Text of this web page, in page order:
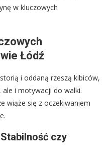
w kluczowych
Łódź
i oddaną rzeszą kibiców,
i motywacji do walki.
wiąże się z oczekiwaniem
czy